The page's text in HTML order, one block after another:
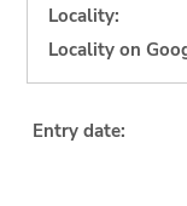
Locality:
Locality on
Entry date: